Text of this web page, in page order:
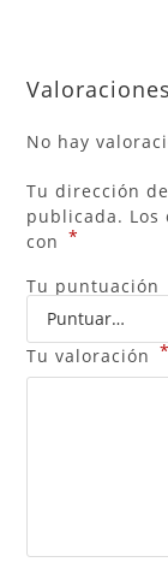
Valoraciones
No hay
Tu dirección
publicada. Los
con *
Tu puntuación
Tu valoración